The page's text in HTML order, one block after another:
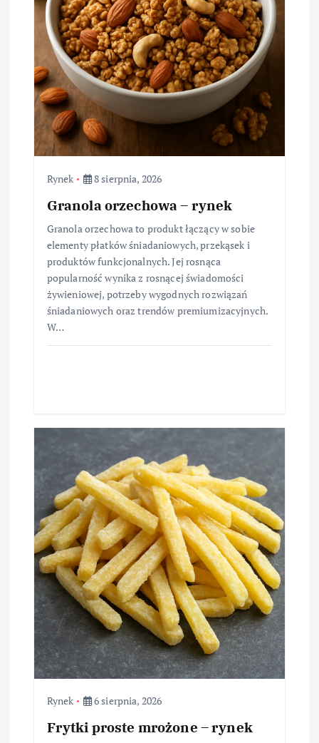
Rynek 8 sierpnia, 2026
Granola orzechowa – rynek
Granola orzechowa to produkt łączący w sobie
elementy płatków śniadaniowych, przekąsek i
produktów funkcjonalnych. Jej rosnąca
popularność wynika z rosnącej świadomości
żywieniowej, potrzeby wygodnych rozwiązań
śniadaniowych oraz trendów premiumizacyjnych.
W…
Rynek 6 sierpnia, 2026
Frytki proste mrożone – rynek